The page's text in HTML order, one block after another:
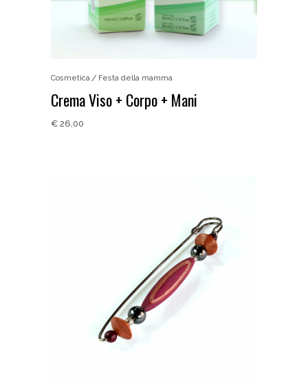
Cosmetica Festa della mamma
Crema Viso + Corpo + Mani
€ 26,00